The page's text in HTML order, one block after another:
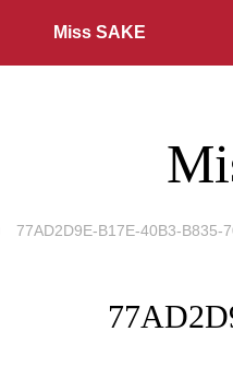
Miss SAKE
77AD2D9E-B17E-40B3-B835-